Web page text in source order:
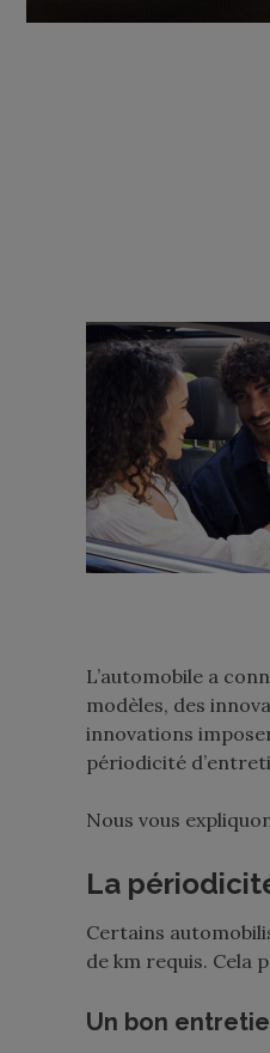
L’automobile a
modèles, des
innovations
périodicité
Nous vous
La
Certains
de km requis. Cela
Un bon